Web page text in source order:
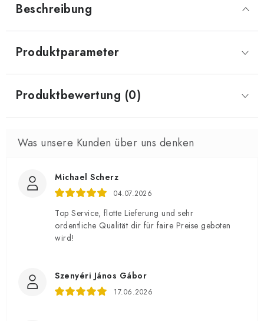
Beschreibung
Produktparameter
Produktbewertung (0)
Michael Scherz
04.07.2026
Top Service, flotte Lieferung und sehr
ordentliche Qualität dir für faire Preise geboten
wird!
Szenyéri János Gábor
17.06.2026